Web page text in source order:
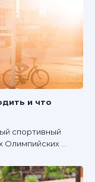
и что
спортивный
Олимпийских ...